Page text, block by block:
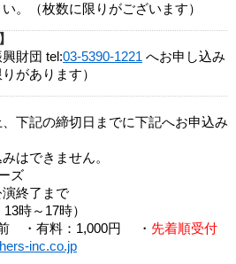
。（枚数に限りがございます）
財団 tel:03-5390-1221 へお申し込み
りがあります）
下記の締切日までに下記へお申込み
はできません。
ズ
演終了まで
時～17時）
前
・有料：1,000円 ・ 先着順受付
inc.co.jp